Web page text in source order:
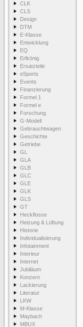
CLK
CLS
Design
DTM
E-Klasse
Entwicklung
EQ
Erlkönig
Ersatzteile
eSports
Events
Finanzierung
Formel 1
Formel e
Forschung
G-Modell
Gebrauchtwagen
Geschichte
Getriebe
GL
GLA
GLB
GLC
GLE
GLK
GLS
GT
Heckflosse
Heizung & Lüftung
Historie
Individualisierung
Infotainment
Interieur
Internet
Jubiläum
Konzern
Lackierung
Literatur
LKW
M-Klasse
Maybach
MBUX